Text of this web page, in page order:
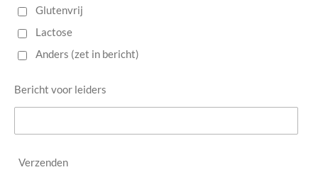
Glutenvrij
Lactose
Anders (zet in bericht)
Bericht voor leiders
Verzenden